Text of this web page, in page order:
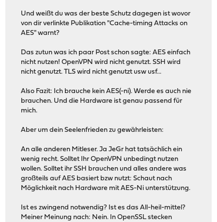
Und weißt du was der beste Schutz dagegen ist wovor
von dir verlinkte Publikation "Cache-timing Attacks on
AES" warnt?
Das zutun was ich paar Post schon sagte: AES einfach
nicht nutzen! OpenVPN wird nicht genutzt. SSH wird
nicht genutzt. TLS wird nicht genutzt usw usf...
Also Fazit: Ich brauche kein AES(-ni). Werde es auch nie
brauchen. Und die Hardware ist genau passend für
mich.
Aber um dein Seelenfrieden zu gewährleisten:
An alle anderen Mitleser. Ja JeGr hat tatsächlich ein
wenig recht. Solltet Ihr OpenVPN unbedingt nutzen
wollen. Solltet ihr SSH brauchen und alles andere was
großteils auf AES basiert bzw nutzt: Schaut nach
Möglichkeit nach Hardware mit AES-Ni unterstützung.
Ist es zwingend notwendig? Ist es das All-heil-mittel?
Meiner Meinung nach: Nein. In OpenSSL stecken